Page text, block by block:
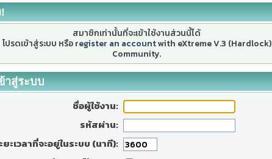
สมาชิกเท่านั้นที่จะเข้าใช้งานส่วนนี้ได้
โปรดเข้าสู่ระบบ หรือ register an accountwith eXtreme V.3 (Hardlock)
Community.
าสู่ระบบ
ชื่อผู้ใช้งาน:
รหัสผ่าน:
ยะเวลาที่จะอยู่ในระบบ (นาที):